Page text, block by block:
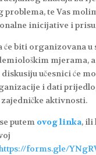
problema, te Vas
inicijative i
biti organizovana u
mjerama,
učesnici će
i dati
aktivnosti.
se putem ovog linka, ili
forms.gle/